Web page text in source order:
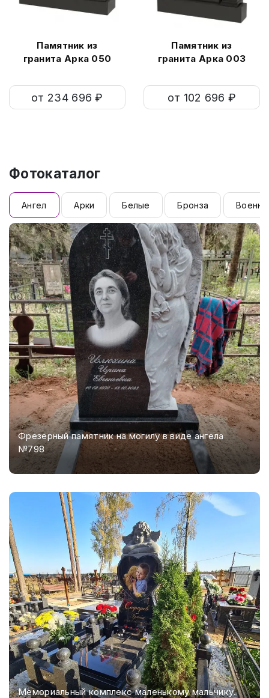
Памятник из
гранита Арка 050
от 234 696 ₽
Памятник из
гранита Арка 003
от 102 696 ₽
Фотокаталог
Ангел Арки Белые Бронза
Фрезерный памятник на могилу в виде ангела
№798
Мемориальный комплекс маленькому мальчику.